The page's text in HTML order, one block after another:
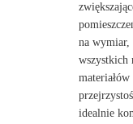
na wymiar,
wszystkich
idealnie